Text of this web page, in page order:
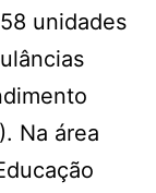
unidades
Na área